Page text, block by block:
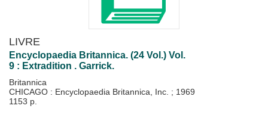
LIVRE
Encyclopaedia Britannica. (24 Vol.) Vol.
9 : Extradition . Garrick.
Britannica
CHICAGO : Encyclopaedia Britannica, Inc. ; 1969
1153 p.